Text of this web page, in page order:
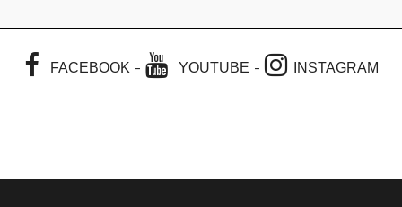
FACEBOOK - YOUTUBE - INSTAGRAM